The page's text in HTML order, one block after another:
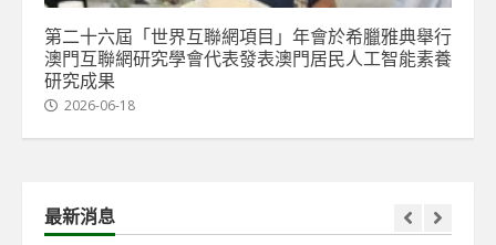
第二十六屆「世界互聯網項目」年會於希臘雅典舉行
澳門互聯網研究學會代表發表澳門居民人工智能素養
研究成果
2026-06-18
最新消息